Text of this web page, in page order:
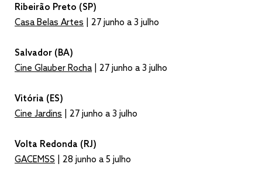
Ribeirão Preto (SP)
Casa Belas Artes | 27 junho a 3 julho
Salvador (BA)
Cine Glauber Rocha | 27 junho a 3 julho
Vitória (ES)
Cine Jardins | 27 junho a 3 julho
Volta Redonda (RJ)
GACEMSS | 28 junho a 5 julho